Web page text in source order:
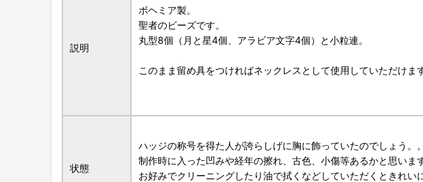
説明
ボヘミア製。
聖者のビーズです。
丸型8個（月と星4個、アラビア文字4個）と小粒連。
このまま留め具をつければネックレスとして使用していただけます
状態
ハッジの称号を得た人が誇らしげに胸に飾っていたのでしょう。
制作時に入った凹みや経年の擦れ、古色、小傷等あるかと思います
お好みでクリーニングしたり油で拭くなどしていただくときれい